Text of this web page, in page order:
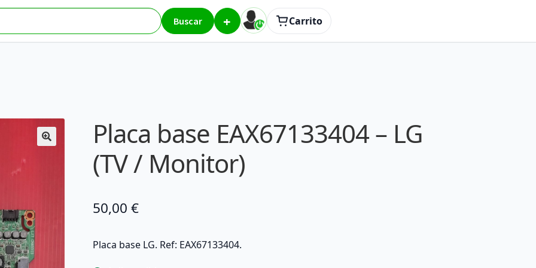
Buscar + Carrito
– LG (TV / Monitor)
Placa base EAX67133404 – LG
(TV / Monitor)
50,00 €
Placa base LG. Ref: EAX67133404.